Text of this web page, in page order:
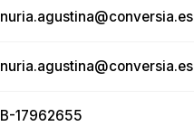
nuria.agustina@conversia.es
nuria.agustina@conversia.es
B-17962655